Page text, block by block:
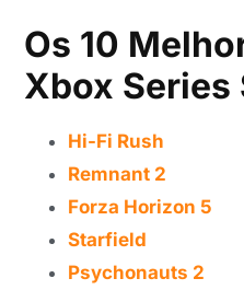
Os 10
Xbox Series
Hi-Fi Rush
Remnant 2
Forza Horizon 5
Starfield
Psychonauts 2